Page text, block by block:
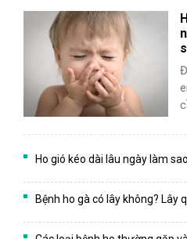
Ho gió kéo dài lâu ngày làm
Bệnh ho gà có lây không? Lây